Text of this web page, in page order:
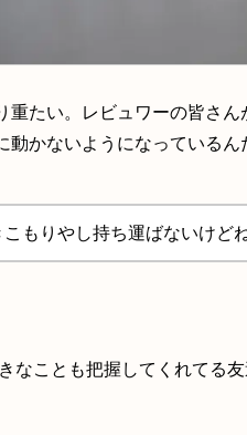
重たい。レビュワーの皆さ
かないようになっているん
もりやし持ち運ばないけど
なことも把握してくれてる